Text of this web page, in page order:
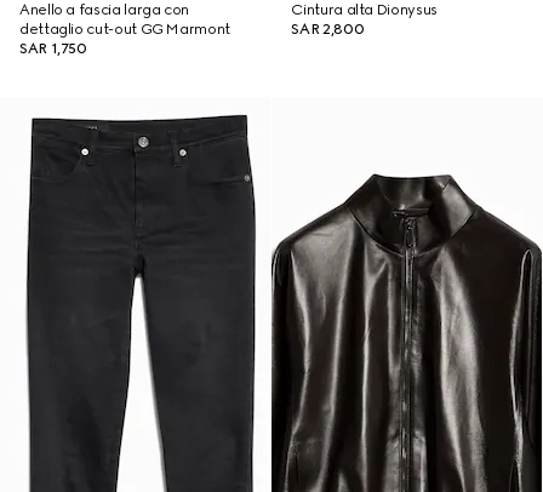
Anello a fascia larga con
dettaglio cut-out GG Marmont
SAR 1,750
Cintura alta Dionysus
SAR 2,800